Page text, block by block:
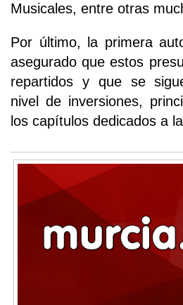
Musicales, entre otras
Por último, la primera
asegurado que estos
repartidos y que se
nivel de inversiones,
los capítulos dedicados a